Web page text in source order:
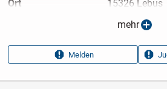
Ort
15326 Lebus
Privatangebot
Anzeigen­datum
05.08.2026
Anzeigen­kennung
e5ef3627
Aufrufe dieser
80
mehr
Melden